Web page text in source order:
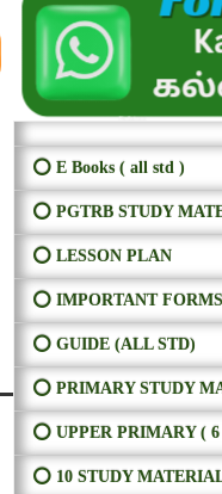
⭕ E Books ( all std )
⭕ PGTRB STUDY
⭕ LESSON PLAN
⭕ IMPORTANT FORMS
⭕ GUIDE (ALL STD)
⭕ PRIMARY STUDY
⭕ UPPER PRIMARY ( 6
⭕ 10 STUDY